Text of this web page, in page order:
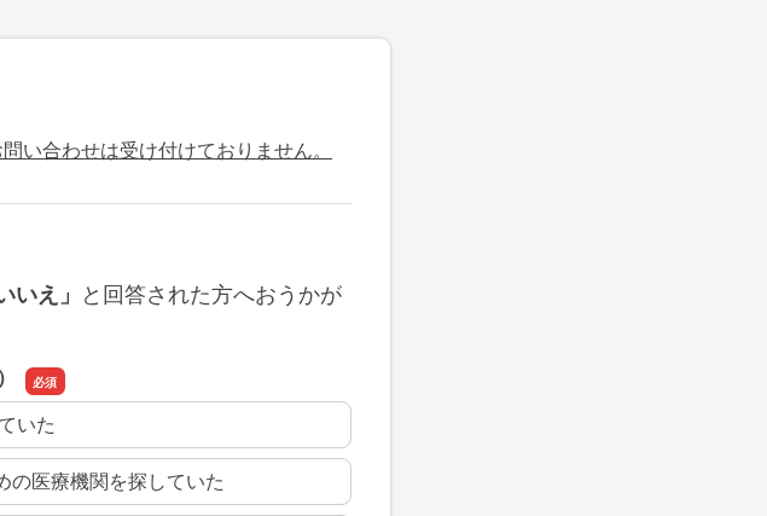
い合わせは受け付けておりません。
いえ」 と回答された方へおうかが
いた
の医療機関を探していた